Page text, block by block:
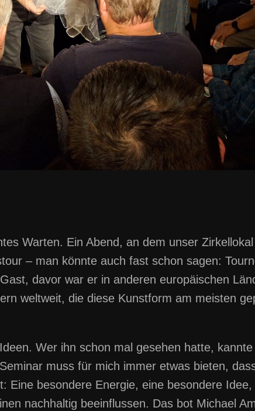
Warten. Ein Abend, an dem unser
– man könnte auch fast schon sagen:
davor war er in anderen europäischen
weltweit, die diese Kunstform am meisten
Wer ihn schon mal gesehen hatte,
muss für mich immer etwas bieten,
Eine besondere Energie, eine besondere
nachhaltig beeinflussen. Das bot Michael